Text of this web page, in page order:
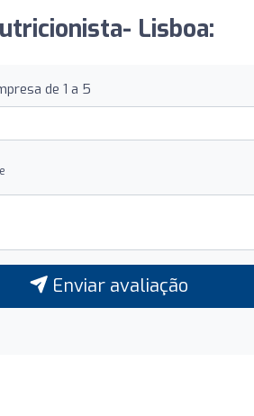
Lisboa:
de 1 a 5
Enviar avaliação